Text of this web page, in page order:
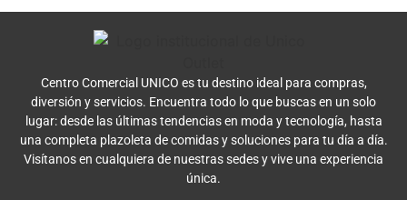
Centro Comercial UNICO es tu destino ideal para compras,
diversión y servicios. Encuentra todo lo que buscas en un solo
lugar: desde las últimas tendencias en moda y tecnología, hasta
una completa plazoleta de comidas y soluciones para tu día a día.
Visítanos en cualquiera de nuestras sedes y vive una experiencia
única.